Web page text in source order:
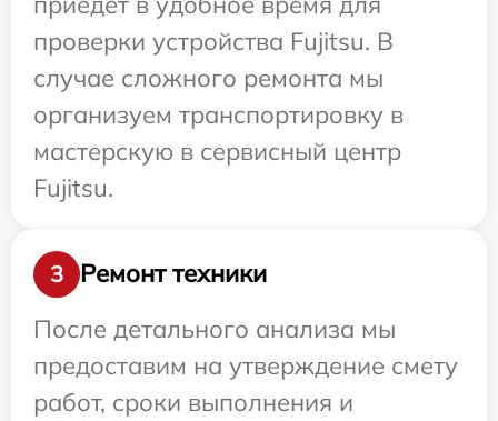
проверки устройства Fujitsu. В
случае сложного ремонта мы
организуем транспортировку в
мастерскую в сервисный центр
Fujitsu.
3
Ремонт техники
После детального анализа мы
предоставим на утверждение смету
работ, сроки выполнения и